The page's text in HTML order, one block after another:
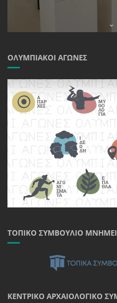
ΟΛΥΜΠΙΑΚΟΊ ΑΓΏΝΕΣ
ΤΟΠΙΚΌ ΣΥΜΒΟΎΛΙΟ
ΚΕΝΤΡΙΚΌ ΑΡΧΑΙΟΛΟΓΙΚΌ